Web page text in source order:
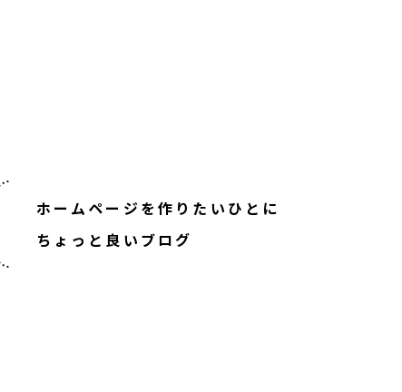
ホームページを作りたいひとに
ちょっと良いブログ